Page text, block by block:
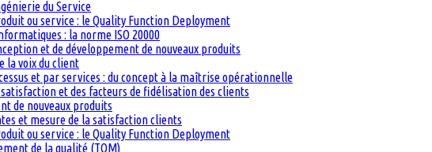
du Service
ou service : le Quality Function Deployment
: la norme ISO 20000
et de développement de nouveaux produits
la voix du client
et par services : du concept à la maîtrise opérationnelle
satisfaction et des facteurs de fidélisation des clients
de nouveaux produits
et mesure de la satisfaction clients
ou service : le Quality Function Deployment
de la qualité (TQM)